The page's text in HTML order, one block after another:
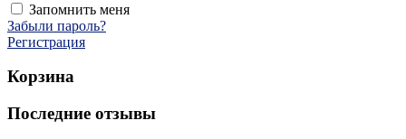
Запомнить меня
Забыли пароль?
Регистрация
Корзина
Последние отзывы